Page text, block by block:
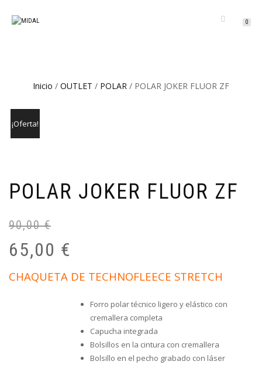
0
Inicio / OUTLET / POLAR / POLAR JOKER FLUOR ZF
¡Oferta!
POLAR JOKER FLUOR ZF
90,00€
65,00 €
CHAQUETA DE TECHNOFLEECE STRETCH
Forro polar técnico ligero y elástico con
cremallera completa
Capucha integrada
Bolsillos en la cintura con cremallera
Bolsillo en el pecho grabado con láser